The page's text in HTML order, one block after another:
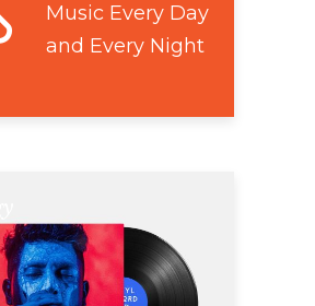
Music Every Day
and Every Night